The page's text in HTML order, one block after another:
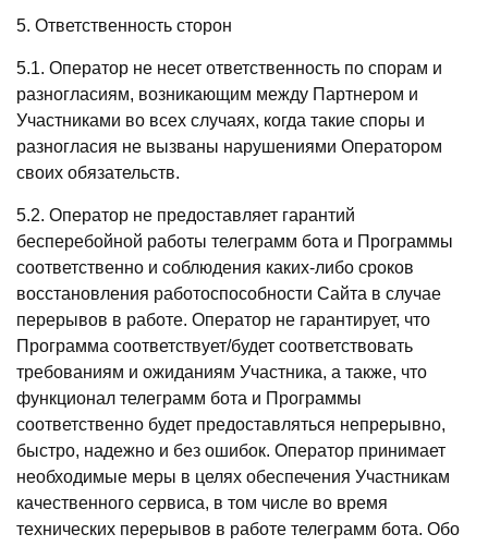
5. Ответственность сторон
5.1. Оператор не несет ответственность по спорам и
разногласиям, возникающим между Партнером и
Участниками во всех случаях, когда такие споры и
разногласия не вызваны нарушениями Оператором
своих обязательств.
5.2. Оператор не предоставляет гарантий
бесперебойной работы телеграмм бота и Программы
соответственно и соблюдения каких-либо сроков
восстановления работоспособности Сайта в случае
перерывов в работе. Оператор не гарантирует, что
Программа соответствует/будет соответствовать
требованиям и ожиданиям Участника, а также, что
функционал телеграмм бота и Программы
соответственно будет предоставляться непрерывно,
быстро, надежно и без ошибок. Оператор принимает
необходимые меры в целях обеспечения Участникам
качественного сервиса, в том числе во время
технических перерывов в работе телеграмм бота. Обо